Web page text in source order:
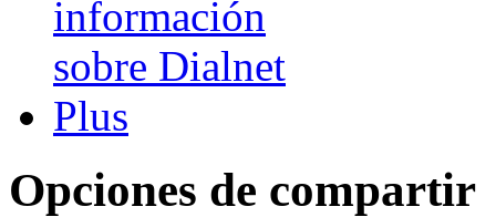
Opciones de compartir